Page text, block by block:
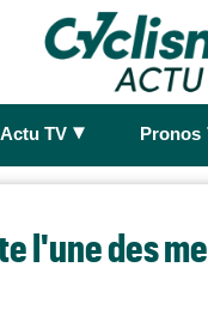
TV ► Pronos
l'une des